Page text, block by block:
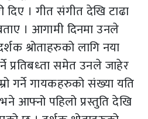
दिए । गीत संगीत देखि टाढा
। आगामी दिनमा उनले
श्रोताहरुको लागि नया
प्रतिबध्ता समेत उनले जाहेर
गर्ने गायकहरुको संख्या यति
आफ्नो पहिलो प्रस्तुति देखि